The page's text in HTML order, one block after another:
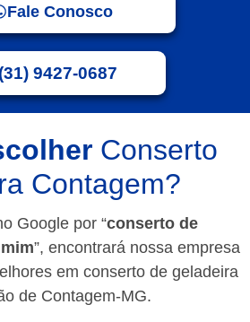
Fale Conosco
(31) 9427-0687
Conserto
Contagem?
Google por “conserto de
”, encontrará nossa empresa
em conserto de geladeira
de Contagem-MG.